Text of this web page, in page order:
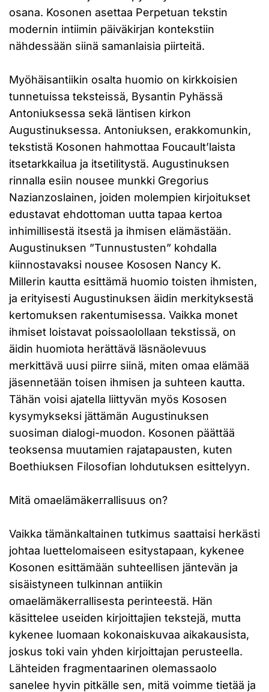
osana. Kosonen asettaa Perpetuan tekstin
modernin intiimin päiväkirjan kontekstiin
nähdessään siinä samanlaisia piirteitä.
Myöhäisantiikin osalta huomio on kirkkoisien
tunnetuissa teksteissä, Bysantin Pyhässä
Antoniuksessa sekä läntisen kirkon
Augustinuksessa. Antoniuksen, erakkomunkin,
tekstistä Kosonen hahmottaa Foucault’laista
itsetarkkailua ja itsetilitystä. Augustinuksen
rinnalla esiin nousee munkki Gregorius
Nazianzoslainen, joiden molempien kirjoitukset
edustavat ehdottoman uutta tapaa kertoa
inhimillisestä itsestä ja ihmisen elämästään.
Augustinuksen ”Tunnustusten” kohdalla
kiinnostavaksi nousee Kososen Nancy K.
Millerin kautta esittämä huomio toisten ihmisten,
ja erityisesti Augustinuksen äidin merkityksestä
kertomuksen rakentumisessa. Vaikka monet
ihmiset loistavat poissaolollaan tekstissä, on
äidin huomiota herättävä läsnäolevuus
merkittävä uusi piirre siinä, miten omaa elämää
jäsennetään toisen ihmisen ja suhteen kautta.
Tähän voisi ajatella liittyvän myös Kososen
kysymykseksi jättämän Augustinuksen
suosiman dialogi-muodon. Kosonen päättää
teoksensa muutamien rajatapausten, kuten
Boethiuksen Filosofian lohdutuksen esittelyyn.
Mitä omaelämäkerrallisuus on?
Vaikka tämänkaltainen tutkimus saattaisi herkästi
johtaa luettelomaiseen esitystapaan, kykenee
Kosonen esittämään suhteellisen jäntevän ja
sisäistyneen tulkinnan antiikin
omaelämäkerrallisesta perinteestä. Hän
käsittelee useiden kirjoittajien tekstejä, mutta
kykenee luomaan kokonaiskuvaa aikakausista,
joskus toki vain yhden kirjoittajan perusteella.
Lähteiden fragmentaarinen olemassaolo
sanelee hyvin pitkälle sen, mitä voimme tietää ja